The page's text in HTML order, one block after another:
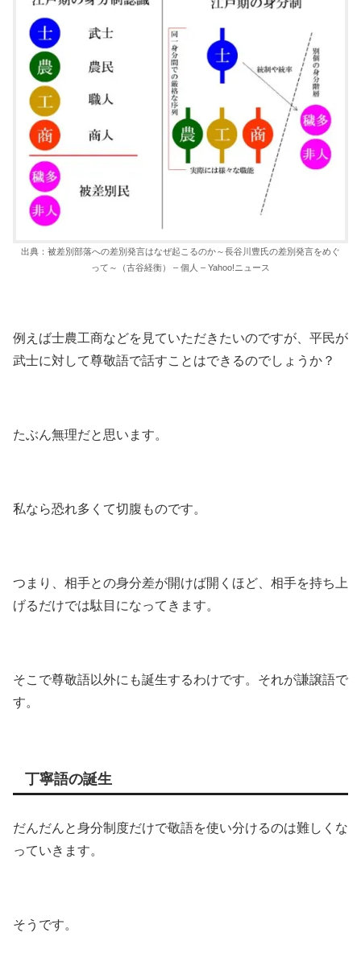
出典：被差別部落への差別発言はなぜ起こるのか～長谷川豊氏の差別発言をめぐ
って～（古谷経衡） – 個人 – Yahoo!ニュース
例えば士農工商などを見ていただきたいのですが、平民が
武士に対して尊敬語で話すことはできるのでしょうか？
たぶん無理だと思います。
私なら恐れ多くて切腹ものです。
つまり、相手との身分差が開けば開くほど、相手を持ち上
げるだけでは駄目になってきます。
そこで尊敬語以外にも誕生するわけです。それが謙譲語で
す。
丁寧語の誕生
だんだんと身分制度だけで敬語を使い分けるのは難しくな
っていきます。
そうです。